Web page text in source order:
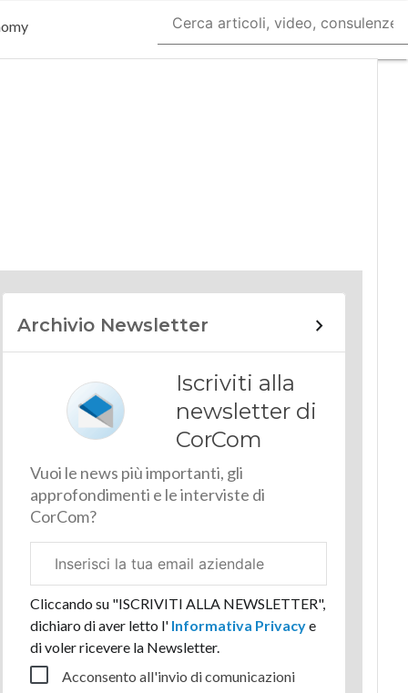
Archivio Newsletter
Iscriviti alla
newsletter di
CorCom
Vuoi le news più importanti, gli
approfondimenti e le interviste di
CorCom?
aziendale
Cliccando su "ISCRIVITI ALLA NEWSLETTER",
dichiaro di aver letto l'Informativa Privacye
di voler ricevere la Newsletter.
Acconsento all'invio di comunicazioni